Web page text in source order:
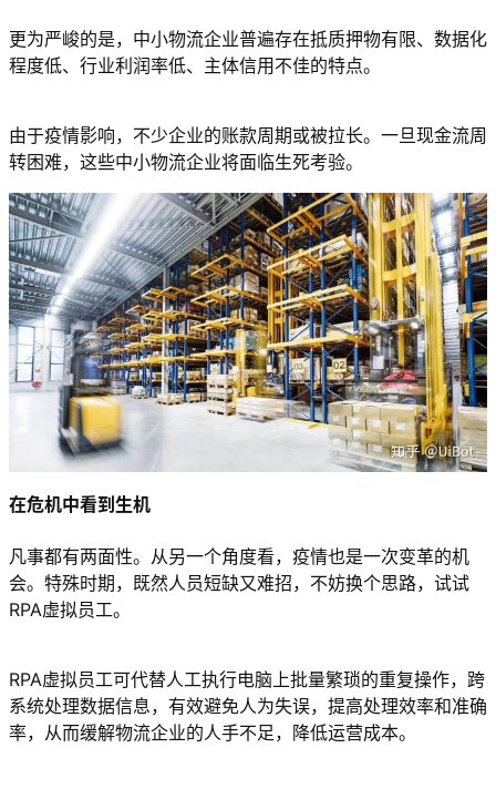
更为严峻的是，中小物流企业普遍存在抵质押物有限、数据化
程度低、行业利润率低、主体信用不佳的特点。
由于疫情影响，不少企业的账款周期或被拉长。一旦现金流周
转困难，这些中小物流企业将面临生死考验。
在危机中看到生机
凡事都有两面性。从另一个角度看，疫情也是一次变革的机
会。特殊时期，既然人员短缺又难招，不妨换个思路，试试
RPA虚拟员工。
RPA虚拟员工可代替人工执行电脑上批量繁琐的重复操作，跨
系统处理数据信息，有效避免人为失误，提高处理效率和准确
率，从而缓解物流企业的人手不足，降低运营成本。